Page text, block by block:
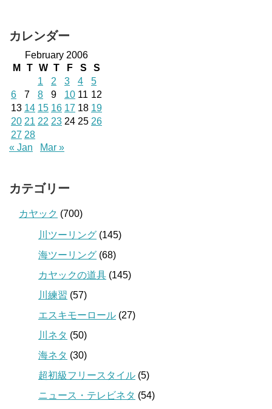
カレンダー
February 2006
M
T W T F S
S
1
2 3 4
5
6
7 8 9 10 11 12
13 14 15 16 17 18 19
20 21 22 23 24 25 26
27 28
« Jan
Mar »
カテゴリー
カヤック (700)
川ツーリング (145)
海ツーリング (68)
カヤックの道具 (145)
川練習 (57)
エスキモーロール (27)
川ネタ (50)
海ネタ (30)
超初級フリースタイル (5)
ニュース・テレビネタ (54)